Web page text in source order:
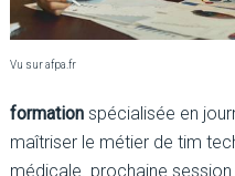
Vu sur afpa.fr
formationspécialisée en
maîtriser le métier de tim
médicale. prochaine